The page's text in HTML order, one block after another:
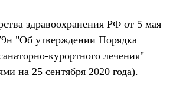
здравоохранения РФ от 5 мая
"Об утверждении Порядка
курортного лечения"
на 25 сентября 2020 года).